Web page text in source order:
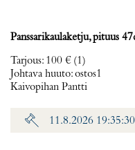
Panssarikaulaketju, pituus
Tarjous: 100 € (1)
Johtava huuto:ostos1
Kaivopihan Pantti
11.8.2026 19:35:30